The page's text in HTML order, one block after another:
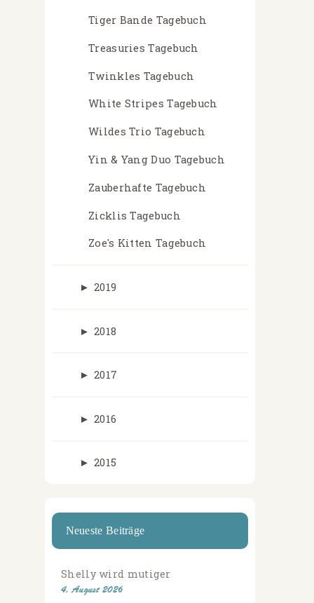
Tiger Bande Tagebuch
Treasuries Tagebuch
Twinkles Tagebuch
White Stripes Tagebuch
Wildes Trio Tagebuch
Yin & Yang Duo Tagebuch
Zauberhafte Tagebuch
Zicklis Tagebuch
Zoe's Kitten Tagebuch
► 2019
► 2018
► 2017
► 2016
► 2015
Neueste Beiträge
Shelly wird mutiger
4. August 2026